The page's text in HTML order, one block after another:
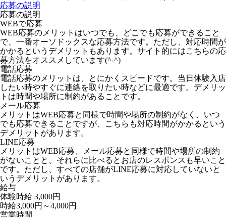
応募の説明
応募の説明
WEBで応募
WEB応募のメリットはいつでも、どこでも応募ができること
で、一番オーソドックスな応募方法です。ただし、対応時間が
かかるというデメリットもあります。サイト的にはこちらの応
募方法をオススメしています(^-^)
電話応募
電話応募のメリットは、とにかくスピードです。当日体験入店
したい時やすぐに連絡を取りたい時などに最適です。デメリッ
トは時間や場所に制約があることです。
メール応募
メリットはWEB応募と同様で時間や場所の制約がなく、いつ
でも応募できることですが、こちらも対応時間がかかるという
デメリットがあります。
LINE応募
メリットはWEB応募、メール応募と同様で時間や場所の制約
がないことと、それらに比べるとお店のレスポンスも早いこと
です。ただし、すべての店舗がLINE応募に対応していないと
いうデメリットがあります。
給与
体験時給 3,000円
時給3,000円～4,000円
営業時間